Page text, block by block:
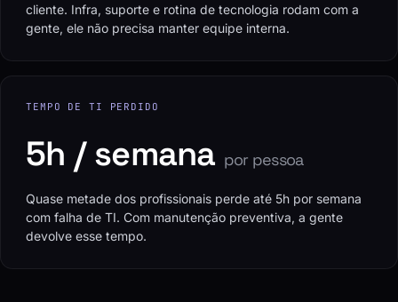
cliente. Infra, suporte e rotina de tecnologia rodam com a
gente, ele não precisa manter equipe interna.
TEMPO DE TI PERDIDO
5h / semana por pessoa
Quase metade dos profissionais perde até 5h por semana
com falha de TI. Com manutenção preventiva, a gente
devolve esse tempo.